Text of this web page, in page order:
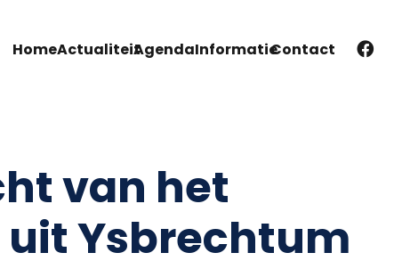
HomeActualiteitAgendaInformatieContact
van het
Ysbrechtum